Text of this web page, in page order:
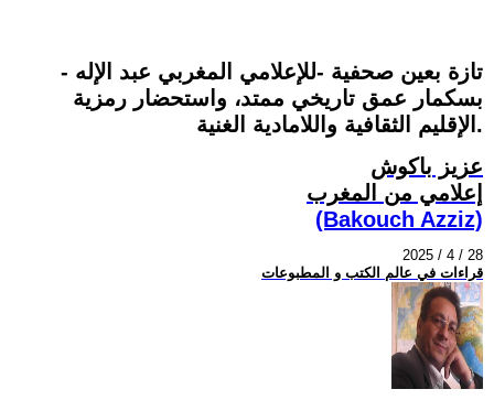
- تازة بعين صحفية -للإعلامي المغربي عبد الإله
بسكمار عمق تاريخي ممتد، واستحضار رمزية
الإقليم الثقافية واللامادية الغنية.
عزيز باكوش
إعلامي من المغرب
(Bakouch Azziz)
2025 / 4 / 28
قراءات في عالم الكتب و المطبوعات